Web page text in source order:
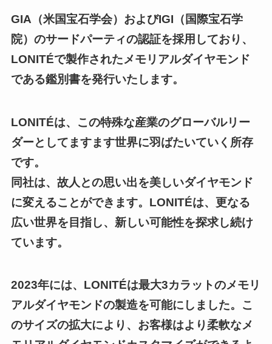
GIA（米国宝石学会）およびIGI（国際宝石学
院）のサードパーティの認証を採用しており、
LONITÉで製作されたメモリアルダイヤモンド
である鑑別書を発行いたします。
LONITÉは、この特殊な産業のグローバルリー
ダーとしてますます世界に羽ばたいていく所存
です。
同社は、故人との思い出を美しいダイヤモンド
に変えることができます。LONITÉは、更なる
広い世界を目指し、新しい可能性を探求し続け
ています。
2023年には、LONITÉは最大3カラットのメモリ
アルダイヤモンドの製造を可能にしました。こ
のサイズの拡大により、お客様はより柔軟なメ